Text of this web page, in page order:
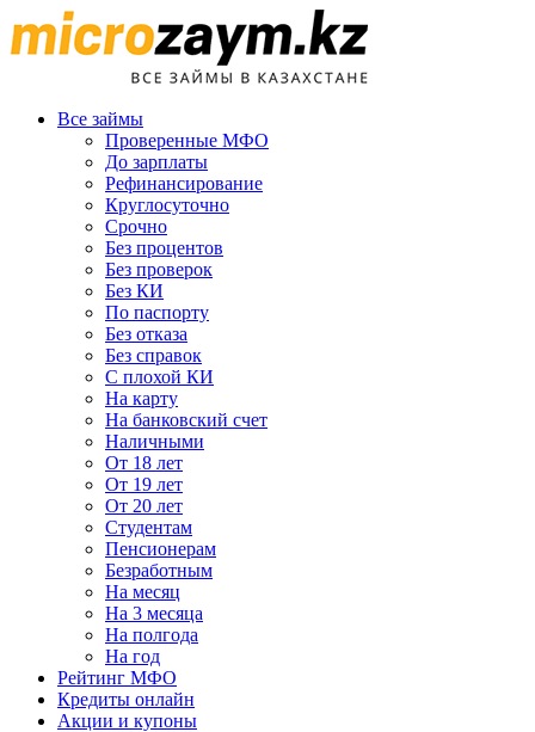
Все займы
Проверенные МФО
До зарплаты
Рефинансирование
Круглосуточно
Срочно
Без процентов
Без проверок
Без КИ
По паспорту
Без отказа
Без справок
С плохой КИ
На карту
На банковский счет
Наличными
От 18 лет
От 19 лет
От 20 лет
Студентам
Пенсионерам
Безработным
На месяц
На 3 месяца
На полгода
На год
Рейтинг МФО
Кредиты онлайн
Акции и купоны